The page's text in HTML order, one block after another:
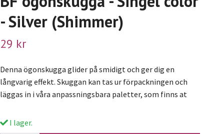
- Silver (Shimmer)
29 kr
Denna ögonskugga glider på smidigt och ger dig en
långvarig effekt. Skuggan kan tas ur förpackningen och
läggas in i våra anpassningsbara paletter, som finns at
I lager.